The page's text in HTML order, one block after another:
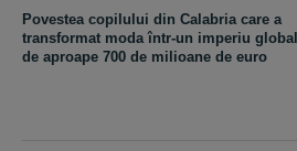
Povestea copilului din Calabria care a
transformat moda într-un imperiu global
de aproape 700 de milioane de euro